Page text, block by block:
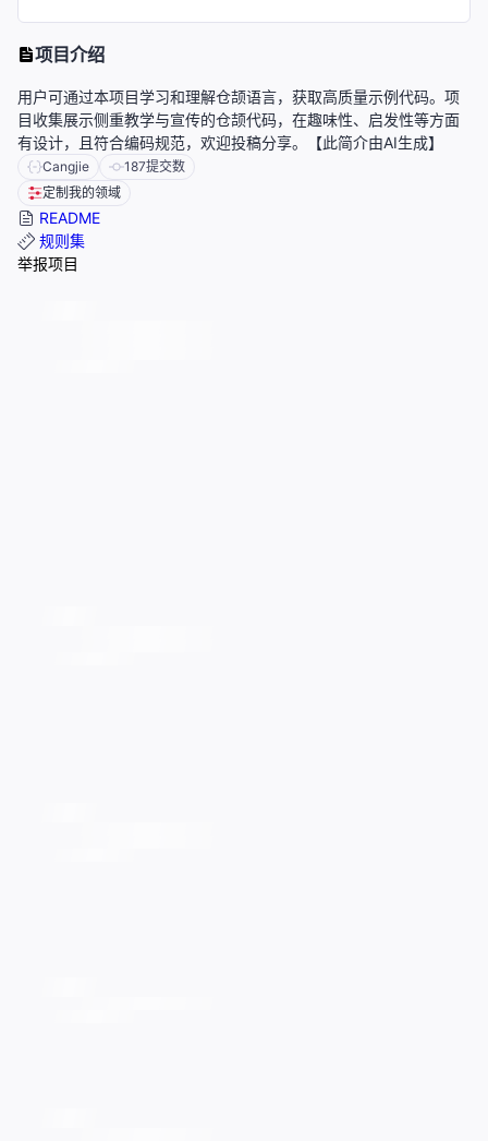
项目介绍
用户可通过本项目学习和理解仓颉语言，获取高质量示例代码。项
目收集展示侧重教学与宣传的仓颉代码，在趣味性、启发性等方面
有设计，且符合编码规范，欢迎投稿分享。【此简介由AI生成】
Cangjie 187提交数
定制我的领域
README
规则集
举报项目